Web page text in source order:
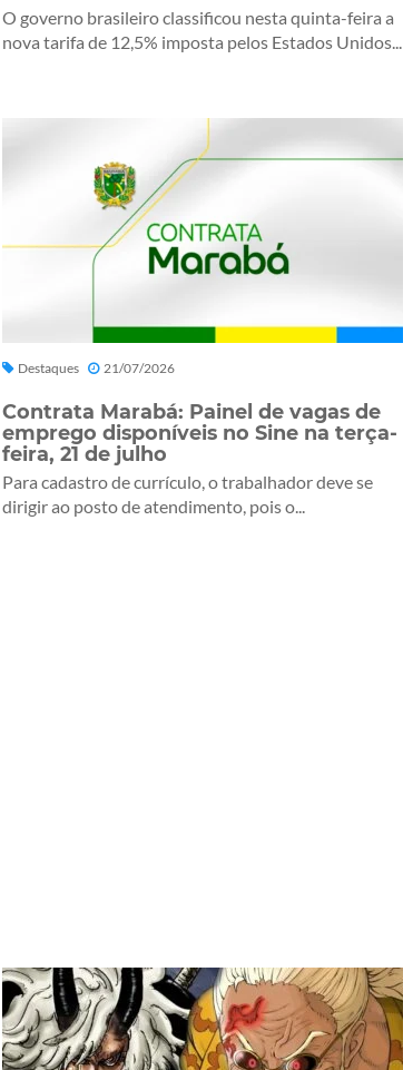
O governo brasileiro classificou nesta quinta-feira a
nova tarifa de 12,5% imposta pelos Estados Unidos...
Destaques 21/07/2026
Contrata Marabá: Painel de vagas de
emprego disponíveis no Sine na terça-
feira, 21 de julho
Para cadastro de currículo, o trabalhador deve se
dirigir ao posto de atendimento, pois o...